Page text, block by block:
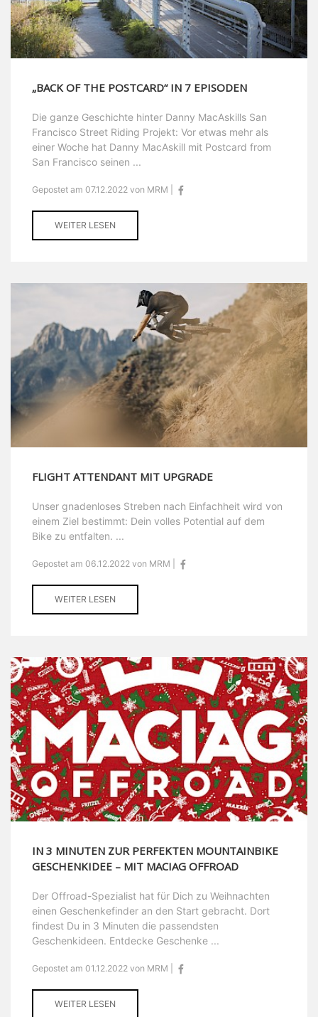
„BACK OF THE POSTCARD“ IN 7 EPISODEN
Die ganze Geschichte hinter Danny MacAskills San
Francisco Street Riding Projekt: Vor etwas mehr als
einer Woche hat Danny MacAskill mit Postcard from
San Francisco seinen ...
Gepostet am 07.12.2022 von MRM |
WEITER LESEN
FLIGHT ATTENDANT MIT UPGRADE
Unser gnadenloses Streben nach Einfachheit wird von
einem Ziel bestimmt: Dein volles Potential auf dem
Bike zu entfalten. ...
Gepostet am 06.12.2022 von MRM |
WEITER LESEN
IN 3 MINUTEN ZUR PERFEKTEN MOUNTAINBIKE
GESCHENKIDEE – MIT MACIAG OFFROAD
Der Offroad-Spezialist hat für Dich zu Weihnachten
einen Geschenkefinder an den Start gebracht. Dort
findest Du in 3 Minuten die passendsten
Geschenkideen. Entdecke Geschenke ...
Gepostet am 01.12.2022 von MRM |
WEITER LESEN